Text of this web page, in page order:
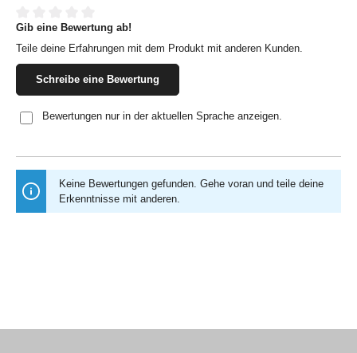
Durchschnittliche Bewertung von 0 von 5 Sternen
Gib eine Bewertung ab!
Teile deine Erfahrungen mit dem Produkt mit anderen Kunden.
Schreibe eine Bewertung
Bewertungen nur in der aktuellen Sprache anzeigen.
Keine Bewertungen gefunden. Gehe voran und teile deine
Erkenntnisse mit anderen.